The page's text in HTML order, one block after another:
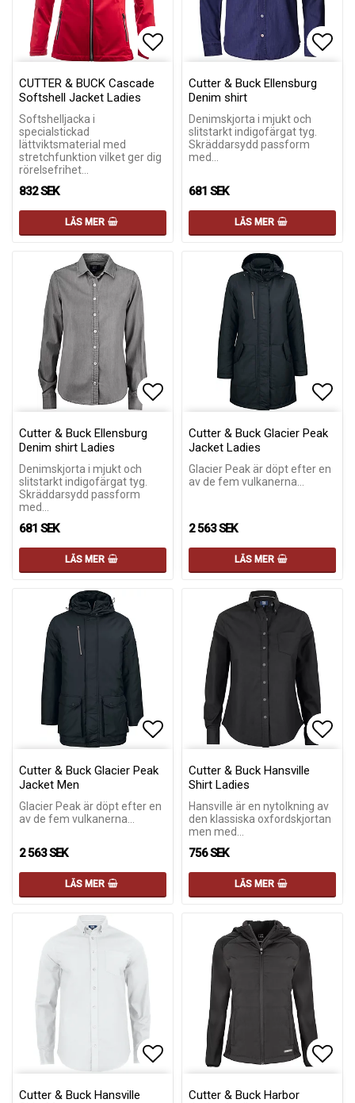
Lägg till i favoritlistan
Lägg till i favoritlistan
CUTTER & BUCK Cascade
Softshell Jacket Ladies
Softshelljacka i
specialstickad
lättviktsmaterial med
stretchfunktion vilket ger dig
rörelsefrihet…
832 SEK
LÄS MER
Cutter & Buck Ellensburg
Denim shirt
Denimskjorta i mjukt och
slitstarkt indigofärgat tyg.
Skräddarsydd passform
med…
681 SEK
LÄS MER
Lägg till i favoritlistan
Lägg till i favoritlistan
Cutter & Buck Ellensburg
Denim shirt Ladies
Denimskjorta i mjukt och
slitstarkt indigofärgat tyg.
Skräddarsydd passform
med…
681 SEK
LÄS MER
Cutter & Buck Glacier Peak
Jacket Ladies
Glacier Peak är döpt efter en
av de fem vulkanerna…
2 563 SEK
LÄS MER
Lägg till i favoritlistan
Cutter & Buck Glacier Peak
Jacket Men
Glacier Peak är döpt efter en
av de fem vulkanerna…
2 563 SEK
LÄS MER
Cutter & Buck Hansville
Shirt Ladies
Hansville är en nytolkning av
den klassiska oxfordskjortan
men med…
756 SEK
LÄS MER
Cutter & Buck Hansville
Cutter & Buck Harbor